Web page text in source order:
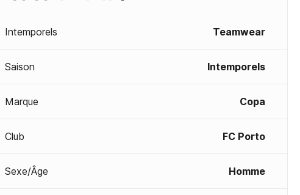
Intemporels Teamwear
Saison Intemporels
Marque Copa
Club FC Porto
Sexe/Âge Homme